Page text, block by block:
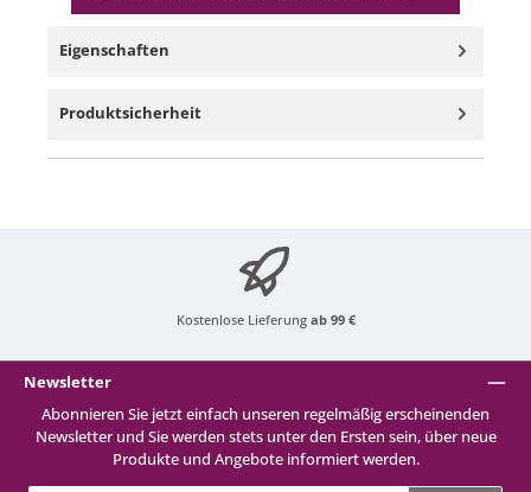
Eigenschaften
Produktsicherheit
Kostenlose Lieferung ab 99 €
Newsletter
Abonnieren Sie jetzt einfach unseren regelmäßig erscheinenden
Newsletter und Sie werden stets unter den Ersten sein, über neue
Produkte und Angebote informiert werden.